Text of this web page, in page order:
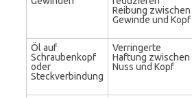
Reibung zwischen
Gewinde und Kopf
Öl auf
Schraubenkopf
oder
Steckverbindung
Verringerte
Haftung zwischen
Nuss und Kopf